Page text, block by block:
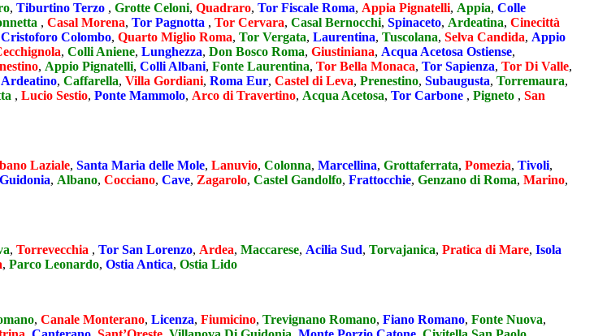
, Tiburtino Terzo , Grotte Celoni, Quadraro, Tor Fiscale Roma, Appia Pignatelli, Appia, Colle
, Casal Morena, Tor Pagnotta , Tor Cervara, Casal Bernocchi, Spinaceto, Ardeatina, Cinecittà
Cristoforo Colombo, Quarto Miglio Roma, Tor Vergata, Laurentina, Tuscolana, Selva Candida, Appio
, Colli Aniene, Lunghezza, Don Bosco Roma, Giustiniana, Acqua Acetosa Ostiense,
, Appio Pignatelli, Colli Albani, Fonte Laurentina, Tor Bella Monaca, Tor Sapienza, Tor Di Valle,
Ardeatino, Caffarella, Villa Gordiani, Roma Eur, Castel di Leva, Prenestino, Subaugusta, Torremaura,
, Lucio Sestio, Ponte Mammolo, Arco di Travertino, Acqua Acetosa, Tor Carbone , Pigneto , San
Laziale, Santa Maria delle Mole, Lanuvio, Colonna, Marcellina, Grottaferrata, Pomezia, Tivoli,
Guidonia, Albano, Cocciano, Cave, Zagarolo, Castel Gandolfo, Frattocchie, Genzano di Roma, Marino,
, Torrevecchia , Tor San Lorenzo, Ardea, Maccarese, Acilia Sud, Torvajanica, Pratica di Mare, Isola
, Parco Leonardo, Ostia Antica, Ostia Lido
, Canale Monterano, Licenza, Fiumicino, Trevignano Romano, Fiano Romano, Fonte Nuova,